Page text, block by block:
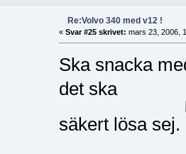
Re:Volvo 340 med v12 !
« Svar #25 skrivet: mars 23, 2006,
Ska snacka
det ska
säkert lösa sej.